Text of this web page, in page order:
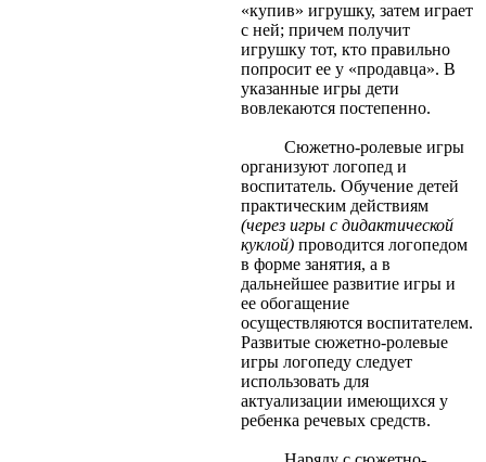
«купив» игрушку, затем играет
с ней; причем получит
игрушку тот, кто правильно
попросит ее у «продавца». В
указанные игры дети
вовлекаются постепенно.
Сюжетно-ролевые игры
организуют логопед и
воспитатель. Обучение детей
практическим действиям
(через игры с дидактической
куклой)проводится логопедом
в форме занятия, а в
дальнейшее развитие игры и
ее обогащение
осуществляются воспитателем.
Развитые сюжетно-ролевые
игры логопеду следует
использовать для
актуализации имеющихся у
ребенка речевых средств.